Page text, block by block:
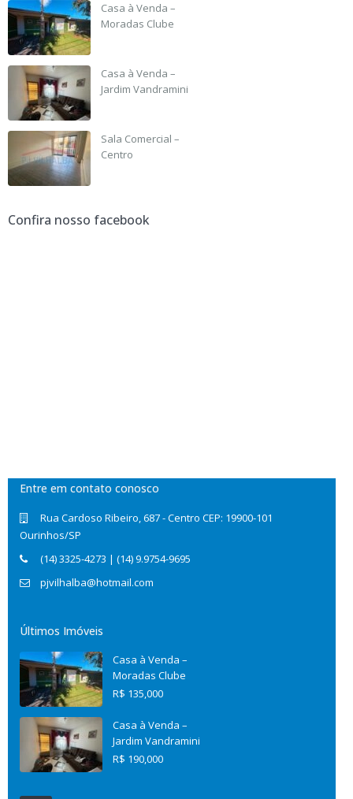
Casa à Venda –
Moradas Clube
Casa à Venda –
Jardim Vandramini
Sala Comercial –
Centro
Confira nosso facebook
Entre em contato conosco
Rua Cardoso Ribeiro, 687 - Centro CEP: 19900-101
Ourinhos/SP
(14) 3325-4273 | (14) 9.9754-9695
pjvilhalba@hotmail.com
Últimos Imóveis
Casa à Venda –
Moradas Clube
R$ 135,000
Casa à Venda –
Jardim Vandramini
R$ 190,000